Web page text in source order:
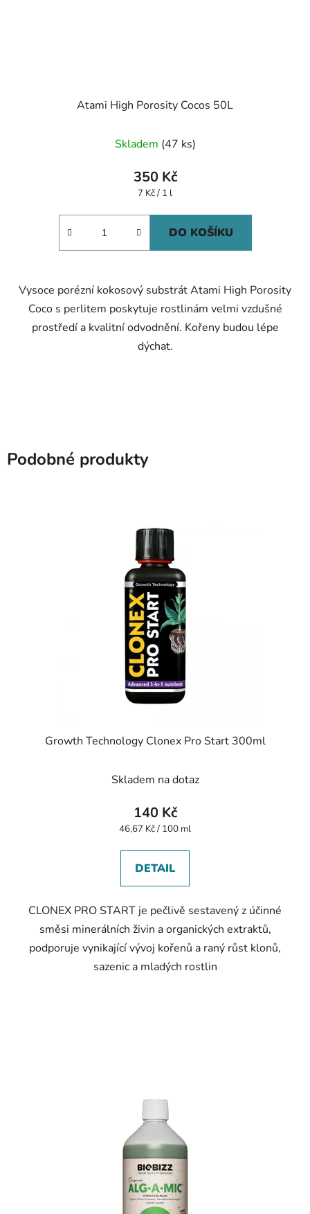
Atami High Porosity Cocos 50L
Skladem (47 ks)
350 Kč
Měrná
7 Kč / 1 l
DO KOŠÍKU
Vysoce porézní kokosový substrát Atami High Porosity
Coco s perlitem poskytuje rostlinám velmi vzdušné
prostředí a kvalitní odvodnění. Kořeny budou lépe
dýchat.
Podobné produkty
Growth Technology Clonex Pro Start 300ml
Skladem na dotaz
140 Kč
Měrná
46,67 Kč / 100 ml
DETAIL
CLONEX PRO START je pečlivě sestavený z účinné
směsi minerálních živin a organických extraktů,
podporuje vynikající vývoj kořenů a raný růst klonů,
sazenic a mladých rostlin